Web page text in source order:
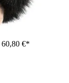
60,80 €*